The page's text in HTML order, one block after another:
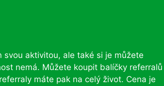
aktivitou, ale také si je můžete
nemá. Můžete koupit balíčky referralů
máte pak na celý život. Cena je